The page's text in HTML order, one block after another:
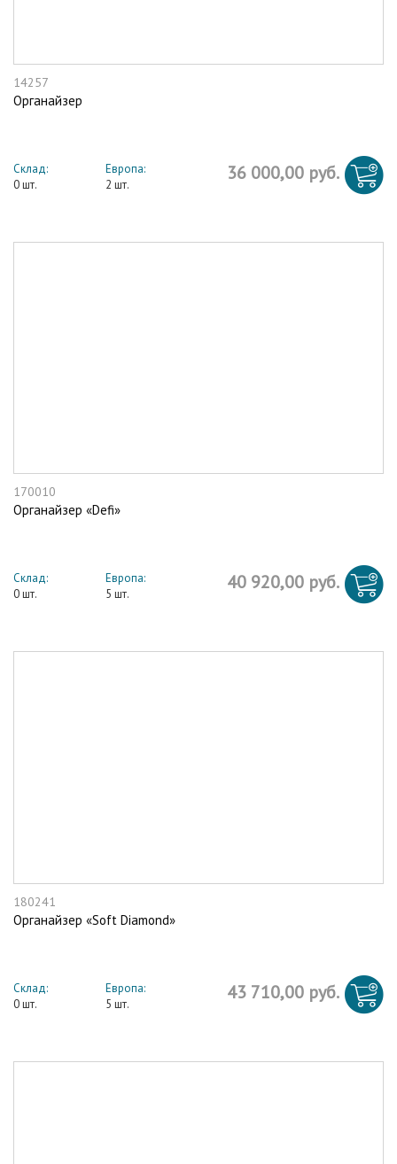
14257
Органайзер
Склад:
0 шт.
Европа:
2 шт.
36 000,00 руб.
170010
Органайзер «Defi»
Склад:
0 шт.
Европа:
5 шт.
40 920,00 руб.
180241
Органайзер «Soft Diamond»
Склад:
0 шт.
Европа:
5 шт.
43 710,00 руб.